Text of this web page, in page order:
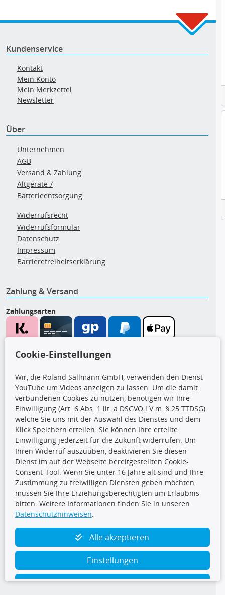
Kundenservice
Kontakt
Mein Konto
Mein Merkzettel
Newsletter
Über
Unternehmen
AGB
Versand & Zahlung
Altgeräte-/
Batterieentsorgung
Widerrufsrecht
Widerrufsformular
Datenschutz
Impressum
Barrierefreiheitserklärung
Zahlung & Versand
Zahlungsarten
CARAT Gruppe
Folge uns
TecDoc Inside
Cookie-Einstellungen
Wir, die Roland Sallmann GmbH, verwenden den Dienst
YouTube um Videos anzeigen zu lassen. Um die damit
verbundenen Cookies zu nutzen, benötigen wir Ihre
Einwilligung (Art. 6 Abs. 1 lit. a DSGVO i.V.m. § 25 TTDSG)
welche Sie uns mit der Auswahl des Dienstes und dem
Klick Speichern erteilen. Sie können Ihre erteilte
Einwilligung jederzeit für die Zukunft widerrufen. Um
Ihren Widerruf auszuüben, deaktivieren Sie diesen
Dienst im auf der Webseite bereitgestellten Cookie-
Consent-Tool. Wenn Sie unter 16 Jahre alt sind und Ihre
Zustimmung zu freiwilligen Diensten geben möchten,
müssen Sie Ihre Erziehungsberechtigten um Erlaubnis
bitten. Weitere Informationen finden Sie in unseren
Datenschutzhinweisen
Alle akzeptieren
Einstellungen
Ablehnen